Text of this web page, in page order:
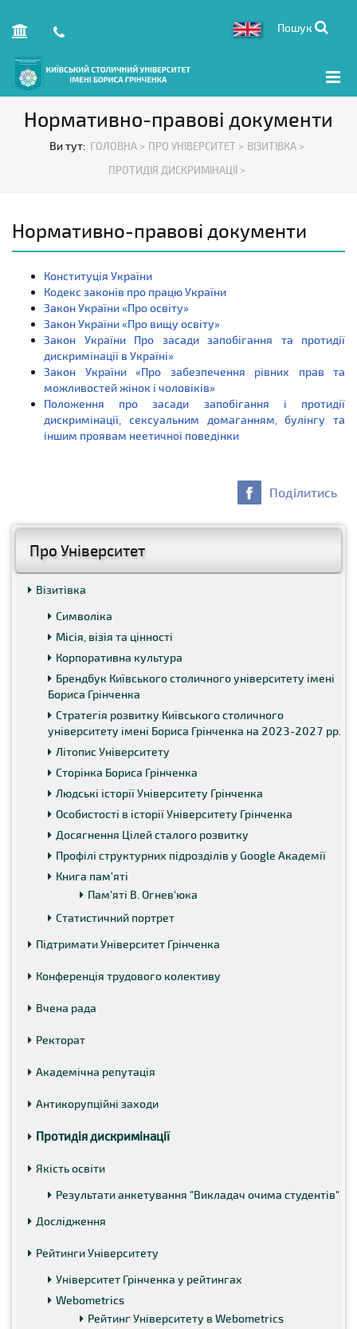
Пошук
Нормативно-правові документи
Ви тут: ГОЛОВНА > ПРО УНІВЕРСИТЕТ > ВІЗИТІВКА >
ПРОТИДІЯ ДИСКРИМІНАЦІЇ >
Про Університет
Візитівка
Символіка
Місія, візія та цінності
Корпоративна культура
Брендбук Київського столичного університету імені
Бориса Грінченка
Стратегія розвитку Київського столичного
університету імені Бориса Грінченка на 2023-2027 рр.
Літопис Університету
Сторінка Бориса Грінченка
Людські історії Університету Грінченка
Особистості в історії Університету Грінченка
Досягнення Цілей сталого розвитку
Профілі структурних підрозділів у Google Академії
Книга пам'яті
Пам'яті В. Огнев'юка
Статистичний портрет
Підтримати Університет Грінченка
Конференція трудового колективу
Вчена рада
Ректорат
Академічна репутація
Антикорупційні заходи
Протидія дискримінації
Якість освіти
Результати анкетування "Викладач очима студентів"
Дослідження
Рейтинги Університету
Університет Грінченка у рейтингах
Webometrics
Рейтинг Університету в Webometrics
Нормативно-правові документи
Конституція України
Кодекс законів про працю України
Закон України «Про освіту»
Закон України «Про вищу освіту»
Закон України Про засади запобігання та протидії
дискримінації в Україні»
Закон України «Про забезпечення рівних прав та
можливостей жінок і чоловіків»
Положення про засади запобігання і протидії
дискримінації, сексуальним домаганням, булінгу та
іншим проявам неетичної поведінки
Поділитись